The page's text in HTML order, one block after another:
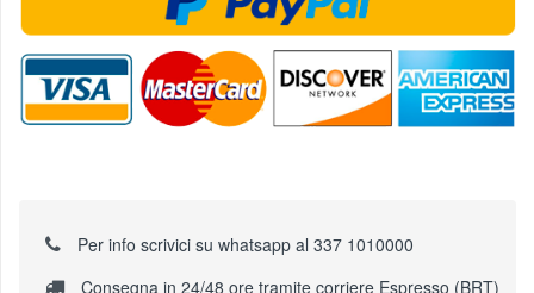
Per info scrivici su whatsapp al 337 1010000
Consegna in 24/48 ore tramite corriere Espresso (BRT)